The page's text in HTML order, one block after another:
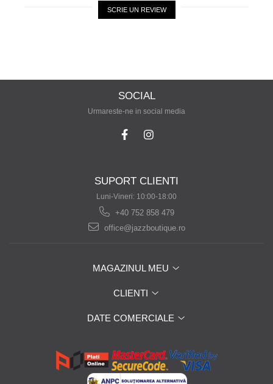
SCRIE UN REVIEW
SOCIAL
Urmareste-ne in social media
SUPORT CLIENTI
Luni-Vineri: 10:00-18:00
+40 752 858 479
office@jazzboutique.ro
MAGAZINUL MEU
CLIENTI
DATE COMERCIALE